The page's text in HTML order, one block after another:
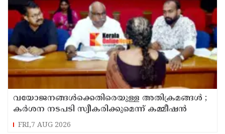
വയോജനങ്ങൾക്കെതിരെയുള്ള അതിക്രമങ്ങൾ ;
കർശന നടപടി സ്വീകരിക്കുമെന്ന് കമ്മീഷൻ
FRI,7 AUG 2026